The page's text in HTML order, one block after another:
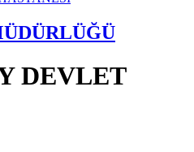
DEVLET